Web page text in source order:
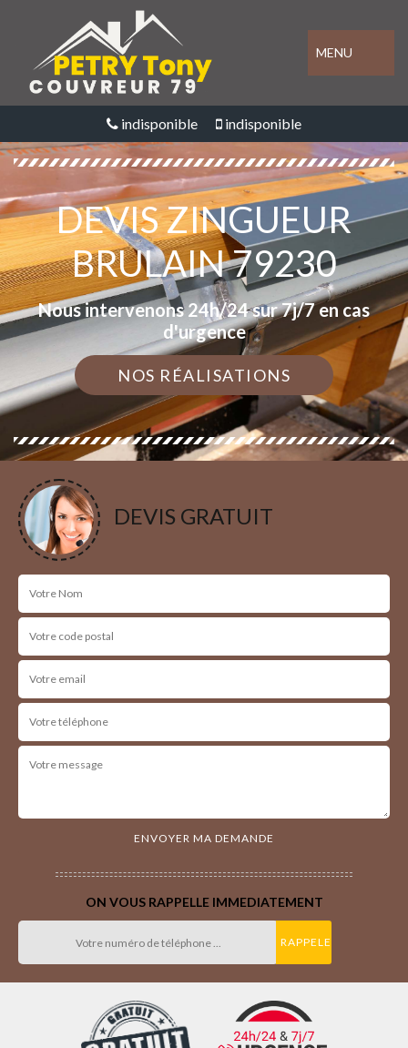
MENU
indisponible indisponible
DEVIS ZINGUEUR
BRULAIN 79230
Nous intervenons 24h/24 sur 7j/7 en cas
d'urgence
NOS RÉALISATIONS
DEVIS GRATUIT
ON VOUS RAPPELLE IMMEDIATEMENT